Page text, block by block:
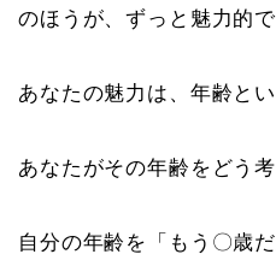
のほうが、ずっと魅力的
あなたの魅力は、年齢と
あなたがその年齢をどう
自分の年齢を「もう〇歳